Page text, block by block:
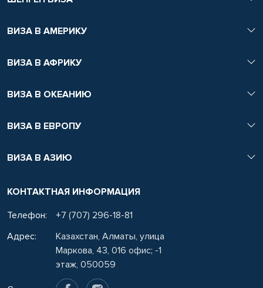
ВИЗА В АМЕРИКУ
ВИЗА В АФРИКУ
ВИЗА В ОКЕАНИЮ
ВИЗА В ЕВРОПУ
ВИЗА В АЗИЮ
КОНТАКТНАЯ ИНФОРМАЦИЯ
Телефон:
+7 (707) 296-18-81
Адрес:
Казахстан, Алматы, улица
Маркова, 43, 016 офис; -1
этаж, 050059